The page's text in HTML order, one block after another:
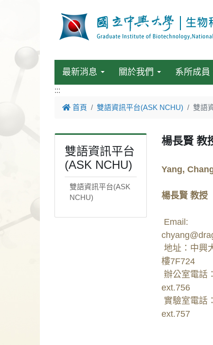
最新消息 關於我們 系所成員
:::
首頁 雙語資訊平台(ASK NCHU) 雙語
雙語資訊平台
(ASK NCHU)
雙語資訊平台(ASK
NCHU)
楊長賢 教
Yang,
楊長賢 教授
Email:
地址：中興
樓7F724
辦公室電話
ext.756
實驗室電話
ext.757